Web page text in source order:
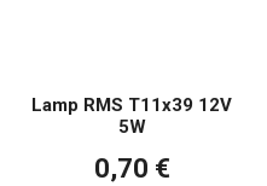
Lamp RMS T11x39 12V
5W
0,70 €